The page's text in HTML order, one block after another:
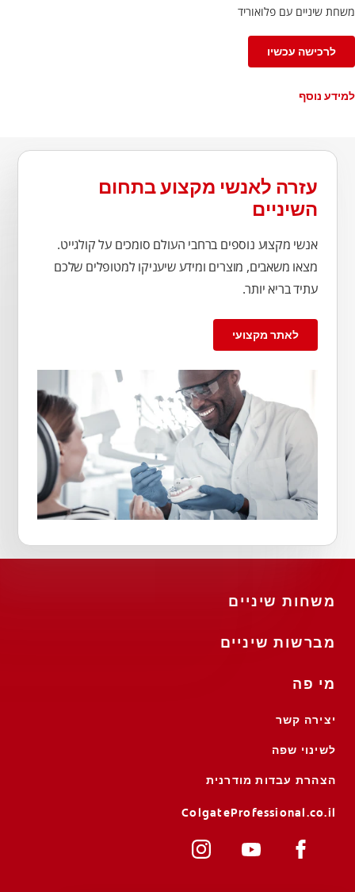
משחת שיניים עם פלואוריד
לרכישה עכשיו
למידע נוסף
עזרה לאנשי מקצוע בתחום
השיניים
אנשי מקצוע נוספים ברחבי העולם סומכים על קולגייט.
מצאו משאבים, מוצרים ומידע שיעניקו למטופלים שלכם
עתיד בריא יותר.
לאתר מקצועי
משחות שיניים
מברשות שיניים
מי פה
יצירה קשר
לשינוי שפה
הצהרת עבדות מודרנית
ColgateProfessional.co.il